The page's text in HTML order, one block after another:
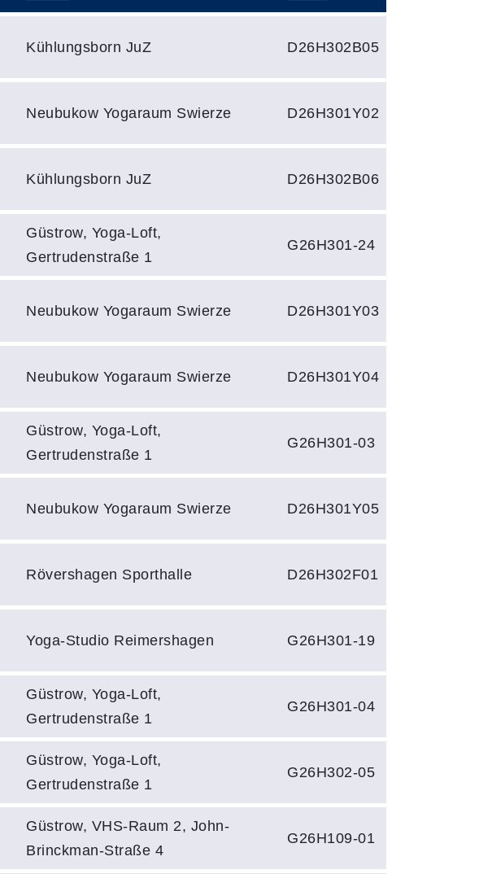
Kühlungsborn JuZ D26H302B05
Neubukow Yogaraum Swierze D26H301Y02
Kühlungsborn JuZ D26H302B06
Güstrow, Yoga-Loft,
Gertrudenstraße 1
G26H301-24
Neubukow Yogaraum Swierze D26H301Y03
Neubukow Yogaraum Swierze D26H301Y04
Güstrow, Yoga-Loft,
Gertrudenstraße 1
G26H301-03
Neubukow Yogaraum Swierze D26H301Y05
Rövershagen Sporthalle D26H302F01
Yoga-Studio Reimershagen G26H301-19
Güstrow, Yoga-Loft,
Gertrudenstraße 1
G26H301-04
Güstrow, Yoga-Loft,
Gertrudenstraße 1
G26H302-05
Güstrow, VHS-Raum 2, John-
Brinckman-Straße 4
G26H109-01